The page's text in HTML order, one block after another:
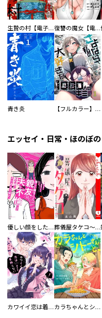
生贄の村【電子単行本版】 復讐の魔女【電子単行本版】
青き炎 【フルカラー】さよなら、私の大好きな１０００人のキミ。
エッセイ・日常・ほのぼの
優しい顔をした親友は、夫と不倫して私の家に入り込んできた。 葬儀屋タケコ～あなたの最期、叶えます【電子単行本版】
カワイイ恋は着飾らない カラちゃんとシトーさんと、 【分冊版】